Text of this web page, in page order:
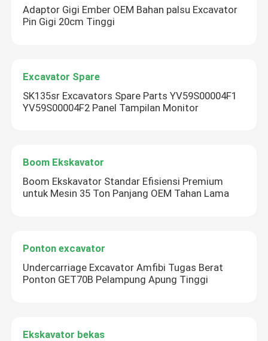
Adaptor Gigi Ember OEM Bahan palsu Excavator
Pin Gigi 20cm Tinggi
Excavator Spare
SK135sr Excavators Spare Parts YV59S00004F1
YV59S00004F2 Panel Tampilan Monitor
Boom Ekskavator
Boom Ekskavator Standar Efisiensi Premium
untuk Mesin 35 Ton Panjang OEM Tahan Lama
Ponton excavator
Undercarriage Excavator Amfibi Tugas Berat
Ponton GET70B Pelampung Apung Tinggi
Ekskavator bekas